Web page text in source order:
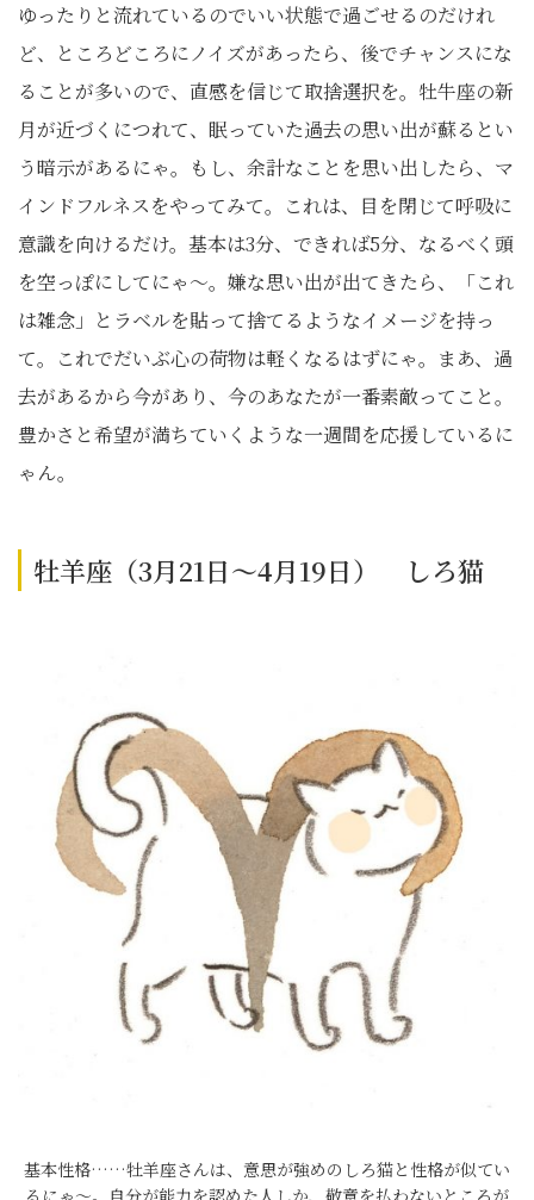
ゆったりと流れているのでいい状態で過ごせるのだけれ
ど、ところどころにノイズがあったら、後でチャンスにな
ることが多いので、直感を信じて取捨選択を。牡牛座の新
月が近づくにつれて、眠っていた過去の思い出が蘇るとい
う暗示があるにゃ。もし、余計なことを思い出したら、マ
インドフルネスをやってみて。これは、目を閉じて呼吸に
意識を向けるだけ。基本は3分、できれば5分、なるべく頭
を空っぽにしてにゃ〜。嫌な思い出が出てきたら、「これ
は雑念」とラベルを貼って捨てるようなイメージを持っ
て。これでだいぶ心の荷物は軽くなるはずにゃ。まあ、過
去があるから今があり、今のあなたが一番素敵ってこと。
豊かさと希望が満ちていくような一週間を応援しているに
ゃん。
牡羊座（3月21日～4月19日） しろ猫
基本性格……牡羊座さんは、意思が強めのしろ猫と性格が似てい
るにゃ～。自分が能力を認めた人しか、敬意を払わないところが